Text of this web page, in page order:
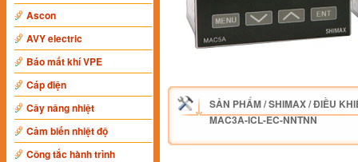
Ascon
AVY electric
Báo mất khí VPE
Cáp điện
Cây nâng nhiệt
Cảm biến nhiệt độ
Công tắc hành trình
SẢN PHẨM/SHIMAX/ĐIỀU
MAC3A-ICL-EC-NNTNN